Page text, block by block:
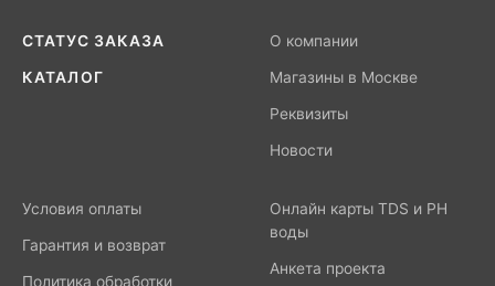
СТАТУС ЗАКАЗА
КАТАЛОГ
О компании
Магазины в Москве
Реквизиты
Новости
Условия оплаты
Гарантия и возврат
Политика обработки
Онлайн карты TDS и PH
воды
Анкета проекта